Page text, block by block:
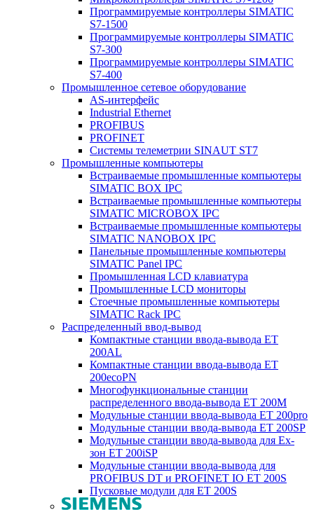
Программируемые контроллеры SIMATIC
S7-1500
Программируемые контроллеры SIMATIC
S7-300
Программируемые контроллеры SIMATIC
S7-400
Промышленное сетевое оборудование
AS-интерфейс
Industrial Ethernet
PROFIBUS
PROFINET
Системы телеметрии SINAUT ST7
Промышленные компьютеры
Встраиваемые промышленные компьютеры
SIMATIC BOX IPC
Встраиваемые промышленные компьютеры
SIMATIC MICROBOX IPC
Встраиваемые промышленные компьютеры
SIMATIC NANOBOX IPC
Панельные промышленные компьютеры
SIMATIC Panel IPC
Промышленная LCD клавиатура
Промышленные LCD мониторы
Стоечные промышленные компьютеры
SIMATIC Rack IPC
Распределенный ввод-вывод
Компактные станции ввода-вывода ET
200AL
Компактные станции ввода-вывода ET
200ecoPN
Многофункциональные станции
распределенного ввода-вывода ET 200M
Модульные станции ввода-вывода ET 200pro
Модульные станции ввода-вывода ET 200SP
Модульные станции ввода-вывода для Ex-
зон ET 200iSP
Модульные станции ввода-вывода для
PROFIBUS DT и PROFINET IO ET 200S
Пусковые модули для ET 200S